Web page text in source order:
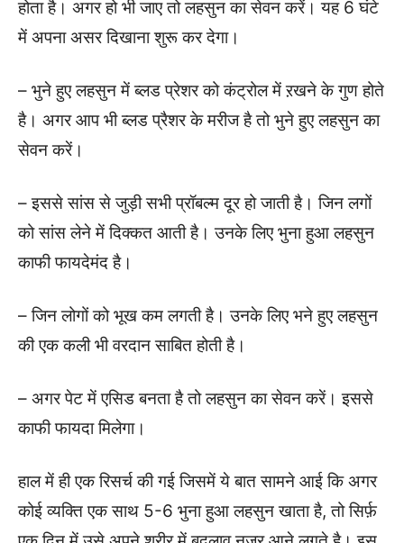
होता है। अगर हो भी जाए तो लहसुन का सेवन करें। यह 6 घंटे
में अपना असर दिखाना शुरू कर देगा।
– भुने हुए लहसुन में ब्लड प्रेशर को कंट्रोल में ऱखने के गुण होते
है। अगर आप भी ब्लड प्रैशर के मरीज है तो भुने हुए लहसुन का
सेवन करें।
– इससे सांस से जुड़ी सभी प्रॉबल्म दूर हो जाती है। जिन लगों
को सांस लेने में दिक्कत आती है। उनके लिए भुना हुआ लहसुन
काफी फायदेमंद है।
– जिन लोगों को भूख कम लगती है। उनके लिए भने हुए लहसुन
की एक कली भी वरदान साबित होती है।
– अगर पेट में एसिड बनता है तो लहसुन का सेवन करें। इससे
काफी फायदा मिलेगा।
हाल में ही एक रिसर्च की गई जिसमें ये बात सामने आई कि अगर
कोई व्यक्ति एक साथ 5-6 भुना हुआ लहसुन खाता है, तो सिर्फ़